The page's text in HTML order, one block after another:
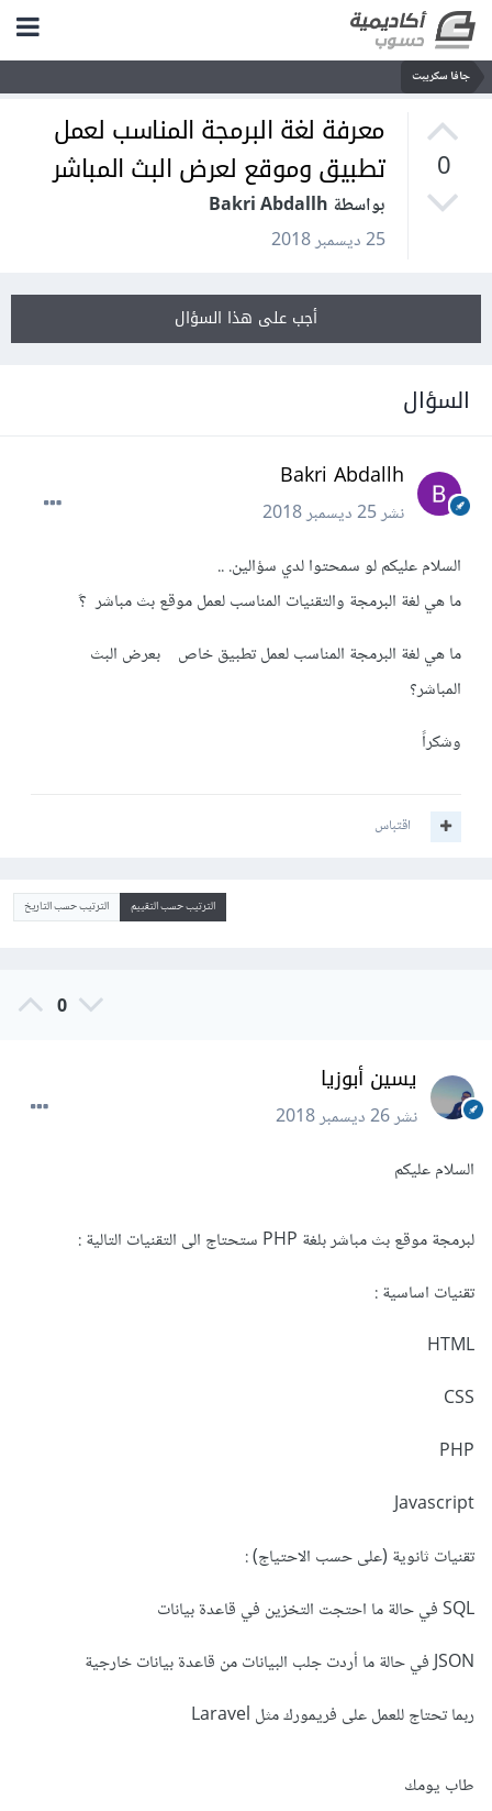
جافا سكريبت
0
معرفة لغة البرمجة المناسب لعمل
تطبيق وموقع لعرض البث المباشر
بواسطة Bakri Abdallh
25 ديسمبر 2018
أجب على هذا السؤال
السؤال
Bakri Abdallh
نشر25 ديسمبر 2018
السلام عليكم لو سمحتوا لدي سؤالين. ..
ما هي لغة البرمجة والتقنيات المناسب لعمل موقع بث مباشر ؟ً
ما هي لغة البرمجة المناسب لعمل تطبيق خاص بعرض البث
المباشر؟
وشكراً
اقتباس
الترتيب حسب التقييم الترتيب حسب التاريخ
0
يسين أبوزيا
نشر26 ديسمبر 2018
السلام عليكم
لبرمجة موقع بث مباشر بلغة PHP ستحتاج الى التقنيات التالية :
تقنيات اساسية :
HTML
CSS
PHP
Javascript
تقنيات ثانوية (على حسب الاحتياج) :
SQL في حالة ما احتجت التخزين في قاعدة بيانات
JSON في حالة ما أردت جلب البيانات من قاعدة بيانات خارجية
ربما تحتاج للعمل على فريمورك مثل Laravel
طاب يومك